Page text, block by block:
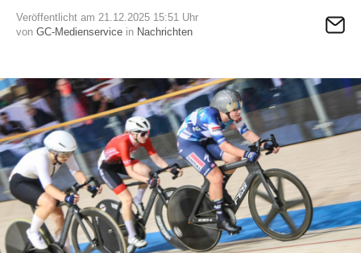
Veröffentlicht am 21.12.2025 15:51 Uhr
von GC-Medienservice in Nachrichten